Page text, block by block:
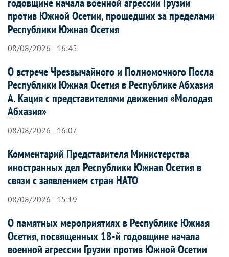
против Южной Осетии, прошедших за пределами
Республики Южная Осетия
08/08/2026 - 16:45
О встрече Чрезвычайного и Полномочного Посла
Республики Южная Осетия в Республике Абхазия
А. Кация с представителями движения «Молодая
Абхазия»
08/08/2026 - 16:07
Комментарий Представителя Министерства
иностранных дел Республики Южная Осетия в
связи с заявлением стран НАТО
08/08/2026 - 15:19
О памятных мероприятиях в Республике Южная
Осетия, посвященных 18-й годовщине начала
военной агрессии Грузии против Южной Осетии